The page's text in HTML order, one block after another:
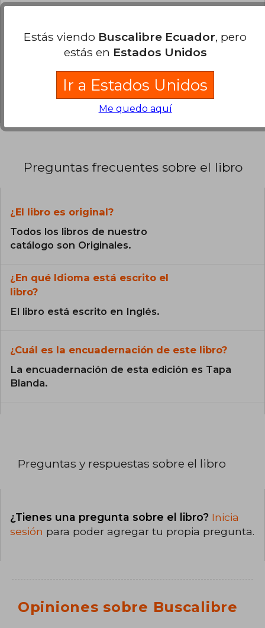
0% (0)
0% (0)
0% (0)
0% (0)
Preguntas frecuentes sobre el libro
¿El libro es original?
Todos los libros de nuestro
catálogo son Originales.
¿En qué Idioma está escrito el
libro?
El libro está escrito en Inglés.
¿Cuál es la encuadernación de este libro?
La encuadernación de esta edición es Tapa
Blanda.
Preguntas y respuestas sobre el libro
¿Tienes una pregunta sobre el libro? Inicia
sesión para poder agregar tu propia pregunta.
Opiniones sobre Buscalibre
Estás viendo Buscalibre Ecuador, pero
estás en Estados Unidos
Ir a Estados Unidos
Me quedo aquí